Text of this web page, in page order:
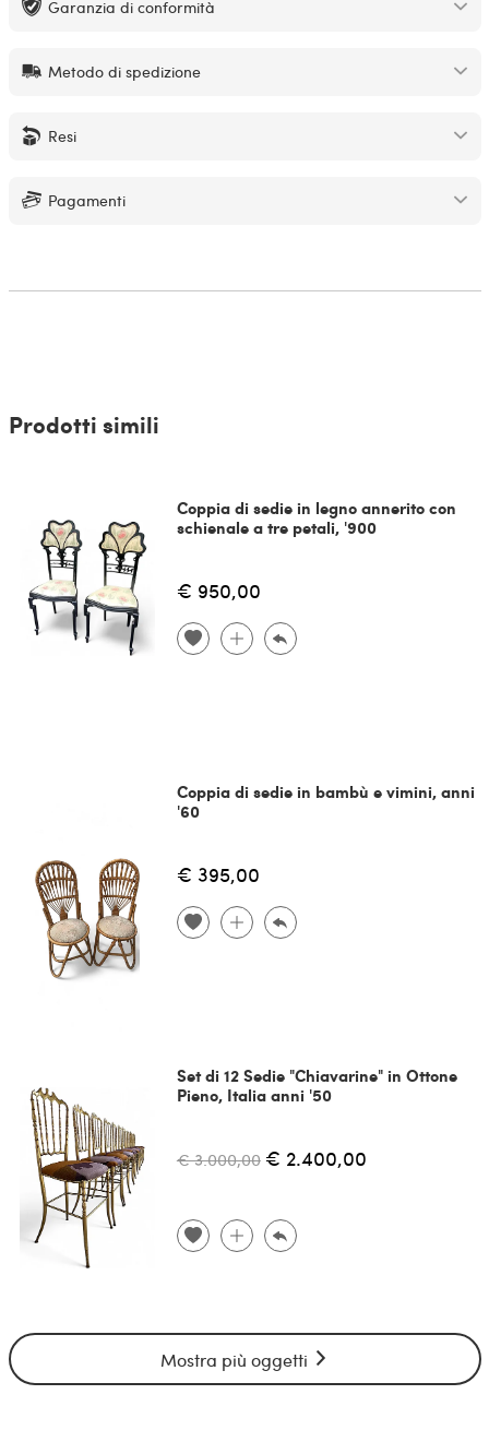
Garanzia di conformità
Metodo di spedizione
Resi
Pagamenti
Prodotti simili
Coppia di sedie in legno annerito con
schienale a tre petali, '900
€ 950,00
Coppia di sedie in bambù e vimini, anni
'60
€ 395,00
Set di 12 Sedie "Chiavarine" in Ottone
Pieno, Italia anni '50
€ 3.000,00 € 2.400,00
Mostra più oggetti